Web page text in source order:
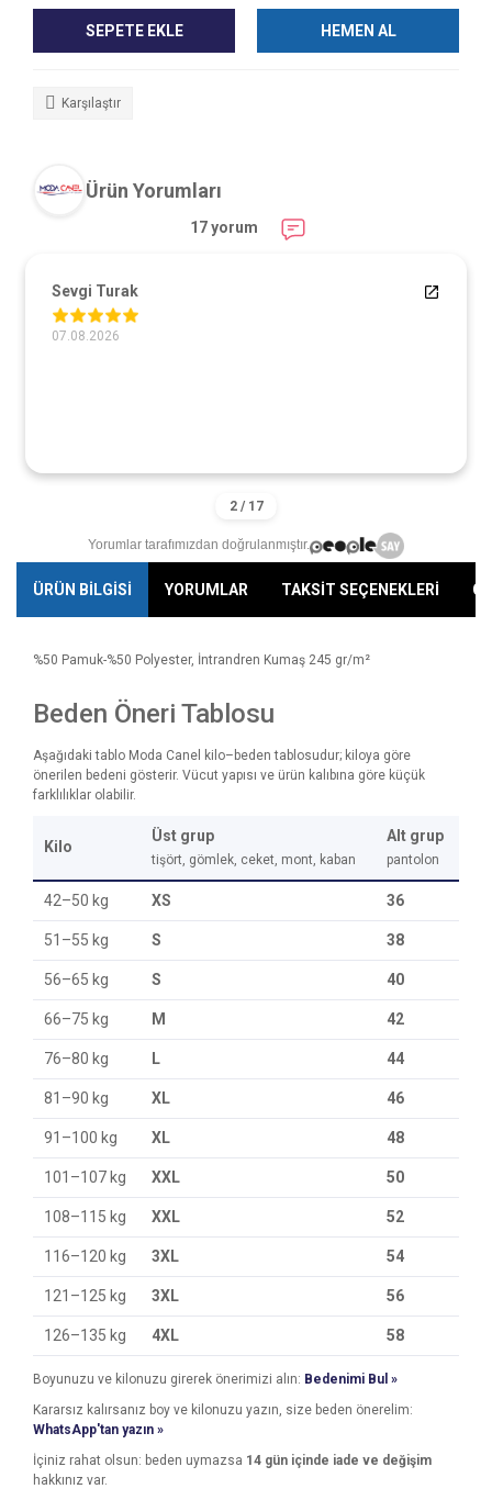
SEPETE EKLE HEMEN AL
Karşılaştır
Ürün Yorumları
17 yorum
Sevgi Turak
07.08.2026
Yorumlar tarafımızdan doğrulanmıştır.
ÜRÜN BİLGİSİ YORUMLAR TAKSİT SEÇENEKLERİ
%50 Pamuk-%50 Polyester, İntrandren Kumaş 245 gr/m²
Beden Öneri Tablosu
Aşağıdaki tablo Moda Canel kilo–beden tablosudur; kiloya göre
önerilen bedeni gösterir. Vücut yapısı ve ürün kalıbına göre küçük
farklılıklar olabilir.
Kilo
Üst grup
tişört, gömlek, ceket, mont, kaban
Alt grup
pantolon
42–50 kg XS 36
51–55 kg S 38
56–65 kg S 40
66–75 kg M 42
76–80 kg L 44
81–90 kg XL 46
91–100 kg XL 48
101–107 kg XXL 50
108–115 kg XXL 52
116–120 kg 3XL 54
121–125 kg 3XL 56
126–135 kg 4XL 58
Boyunuzu ve kilonuzu girerek önerimizi alın: Bedenimi Bul »
Kararsız kalırsanız boy ve kilonuzu yazın, size beden önerelim:
WhatsApp'tan yazın »
İçiniz rahat olsun: beden uymazsa 14 gün içinde iade ve değişim
hakkınız var.